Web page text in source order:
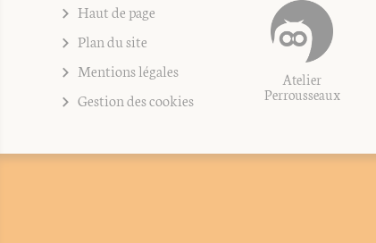
Haut de page
Plan du site
Mentions légales
Gestion des cookies
Atelier
Perrousseaux